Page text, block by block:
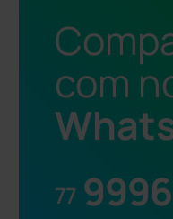
com
77